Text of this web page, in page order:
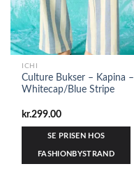
ICHI
Culture Bukser – Kapina –
Whitecap/Blue Stripe
kr.299.00
SE PRISEN HOS
FASHIONBYSTRAND